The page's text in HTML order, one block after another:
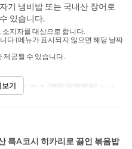
기 냄비밥 또는 국내산 장어로
있습니다.
소지자를 대상으로 합니다.
다 (메뉴가 표시되지 않으면 해당 날짜
제공될 수 있습니다.
사 점심, 저녁 주문 수량 제한 1 ~ 4
기
특A코시 히카리로 끓인 볶음밥